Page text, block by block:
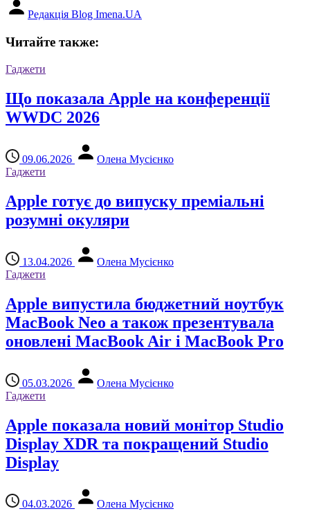
Редакція Blog Imena.UA
Читайте также:
Гаджети
Що показала Apple на конференції
WWDC 2026
09.06.2026
Олена Мусієнко
Гаджети
Apple готує до випуску преміальні
розумні окуляри
13.04.2026
Олена Мусієнко
Гаджети
Apple випустила бюджетний ноутбук
MacBook Neo а також презентувала
оновлені MacBook Air і MacBook Pro
05.03.2026
Олена Мусієнко
Гаджети
Apple показала новий монітор Studio
Display XDR та покращений Studio
Display
04.03.2026 Олена Мусієнко